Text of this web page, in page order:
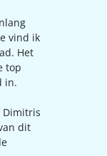
vind ik
Het
top
in.
Dimitris
dit